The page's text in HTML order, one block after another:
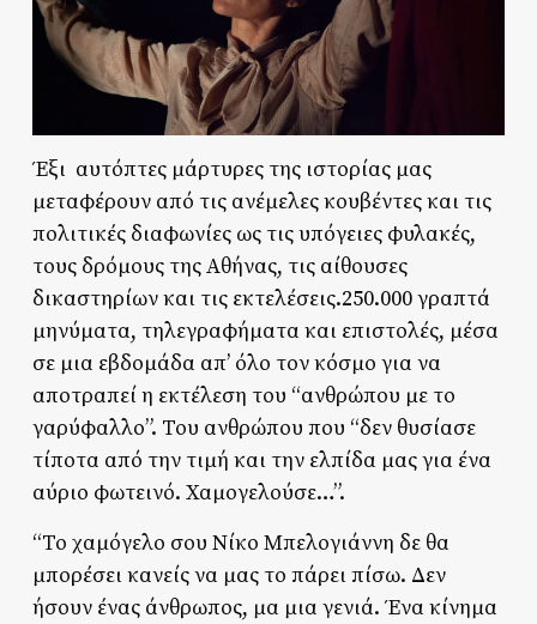
Έξι αυτόπτες μάρτυρες της ιστορίας μας
μεταφέρουν από τις ανέμελες κουβέντες και τις
πολιτικές διαφωνίες ως τις υπόγειες φυλακές,
τους δρόμους της Αθήνας, τις αίθουσες
δικαστηρίων και τις εκτελέσεις.250.000 γραπτά
μηνύματα, τηλεγραφήματα και επιστολές, μέσα
σε μια εβδομάδα απ’ όλο τον κόσμο για να
αποτραπεί η εκτέλεση του “ανθρώπου με το
γαρύφαλλο”. Του ανθρώπου που “δεν θυσίασε
τίποτα από την τιμή και την ελπίδα μας για ένα
αύριο φωτεινό. Χαμογελούσε…”.
“Το χαμόγελο σου Νίκο Μπελογιάννη δε θα
μπορέσει κανείς να μας το πάρει πίσω. Δεν
ήσουν ένας άνθρωπος, μα μια γενιά. Ένα κίνημα